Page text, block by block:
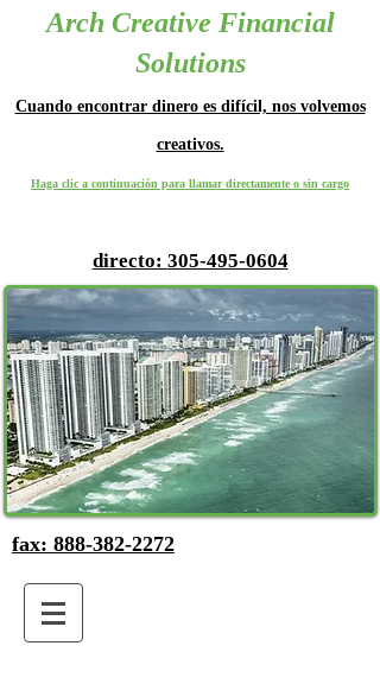
Arch Creative Financial
Solutions
Cuando encontrar dinero es difícil, nos volvemos
creativos.
Haga clic a continuación para llamar directamente o sin cargo
directo: 305-495-0604
fax: 888-382-2272